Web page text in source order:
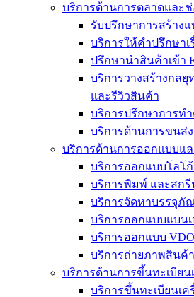
บริการด้านการตลาดและ
รับปรึกษาการสร้าง
บริการให้คำปรึกษา
ปรึกษานำสินค้าเข้า
บริการวางสร้างกล
และรีวิวสินค้า
บริการปรึกษาการท
บริการด้านการขนส่ง
บริการด้านการออกแบบแ
บริการออกแบบโลโก้
บริการพิมพ์ และสก
บริการจัดหาบรรจุภั
บริการออกแบบแบน
บริการออกแบบ VDO
บริการถ่ายภาพสินค้
บริการด้านการขึ้นทะเบียน
บริการขึ้นทะเบียนเค